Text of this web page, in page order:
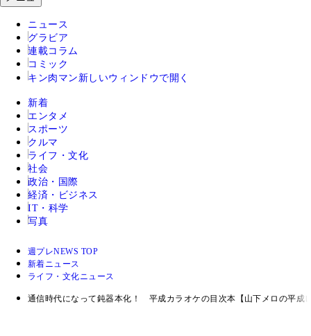
ニュース
グラビア
連載コラム
コミック
キン肉マン 新しいウィンドウで開く
新着
エンタメ
スポーツ
クルマ
ライフ・文化
社会
政治・国際
経済・ビジネス
IT・科学
写真
週プレNEWS TOP
新着ニュース
ライフ・文化ニュース
通信時代になって鈍器本化！ 平成カラオケの目次本【山下メロの平成